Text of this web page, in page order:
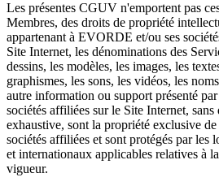
Les présentes CGUV n'emportent pas
Membres, des droits de propriété
appartenant à EVORDE et/ou ses
Site Internet, les dénominations des
dessins, les modèles, les images, les
graphismes, les sons, les vidéos, les
autre information ou support présenté
sociétés affiliées sur le Site Internet, sans
exhaustive, sont la propriété exclusive
sociétés affiliées et sont protégés par les
et internationaux applicables relatives à
vigueur.